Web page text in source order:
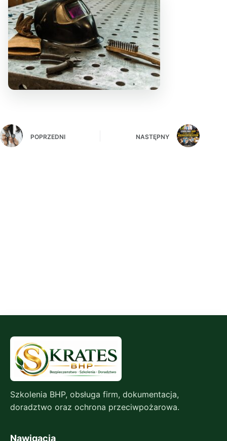
POPRZEDNI NASTĘPNY
Szkolenia BHP, obsługa firm, dokumentacja,
doradztwo oraz ochrona przeciwpożarowa.
Nawigacja